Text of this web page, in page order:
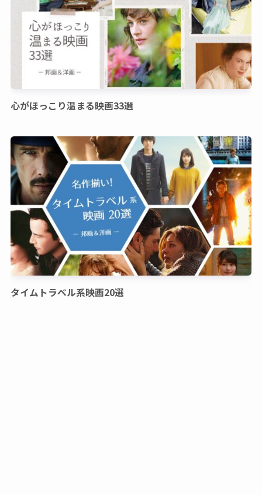
心がほっこり温まる映画33選
タイムトラベル系映画20選